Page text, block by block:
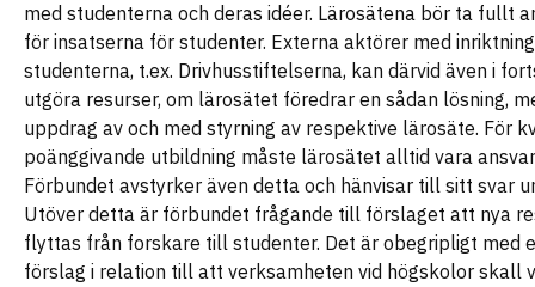
med studenterna och deras idéer. Lärosätena bör ta fullt
för insatserna för studenter. Externa aktörer med
studenterna, t.ex. Drivhusstiftelserna, kan därvid även i
utgöra resurser, om lärosätet föredrar en sådan lösning,
uppdrag av och med styrning av respektive lärosäte. För
poänggivande utbildning måste lärosätet alltid vara
Förbundet avstyrker även detta och hänvisar till sitt svar
Utöver detta är förbundet frågande till förslaget att nya
flyttas från forskare till studenter. Det är obegripligt med
förslag i relation till att verksamheten vid högskolor skall